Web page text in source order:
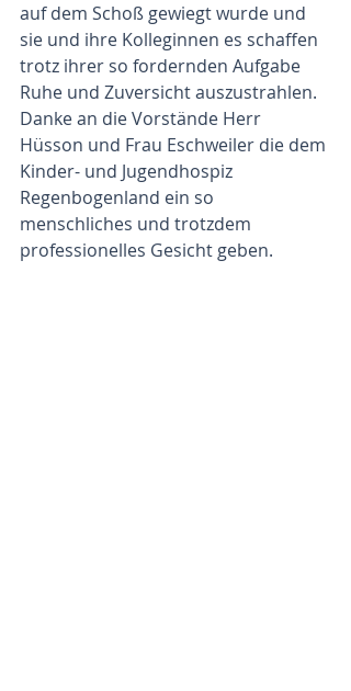
auf dem Schoß gewiegt wurde und
sie und ihre Kolleginnen es schaffen
trotz ihrer so fordernden Aufgabe
Ruhe und Zuversicht auszustrahlen.
Danke an die Vorstände Herr
Hüsson und Frau Eschweiler die dem
Kinder- und Jugendhospiz
Regenbogenland ein so
menschliches und trotzdem
professionelles Gesicht geben.